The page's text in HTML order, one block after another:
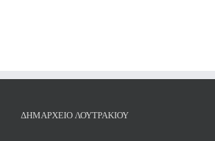
ΔΗΜΑΡΧΕΊΟ ΛΟΥΤΡΑΚΊΟΥ